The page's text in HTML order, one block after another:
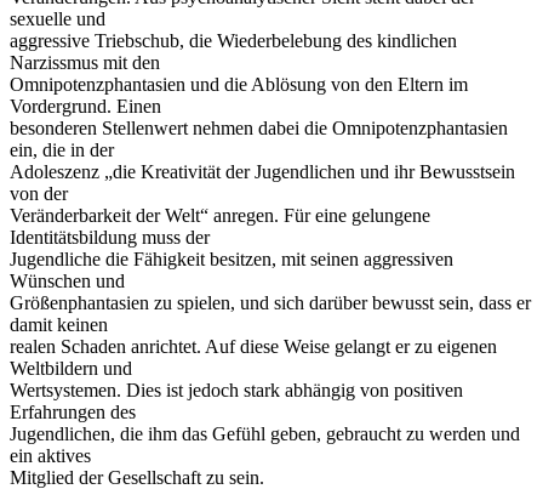
sexuelle und
aggressive Triebschub, die Wiederbelebung des kindlichen
Narzissmus mit den
Omnipotenzphantasien und die Ablösung von den Eltern im
Vordergrund. Einen
besonderen Stellenwert nehmen dabei die Omnipotenzphantasien
ein, die in der
Adoleszenz „die Kreativität der Jugendlichen und ihr Bewusstsein
von der
Veränderbarkeit der Welt“ anregen. Für eine gelungene
Identitätsbildung muss der
Jugendliche die Fähigkeit besitzen, mit seinen aggressiven
Wünschen und
Größenphantasien zu spielen, und sich darüber bewusst sein, dass er
damit keinen
realen Schaden anrichtet. Auf diese Weise gelangt er zu eigenen
Weltbildern und
Wertsystemen. Dies ist jedoch stark abhängig von positiven
Erfahrungen des
Jugendlichen, die ihm das Gefühl geben, gebraucht zu werden und
ein aktives
Mitglied der Gesellschaft zu sein.